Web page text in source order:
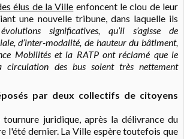
élus de la Ville enfoncent le clou de leur
une nouvelle tribune, dans laquelle ils
significatives, qu’il s’agisse de
d’inter-modalité, de hauteur du bâtiment,
Mobilités et la RATP ont réclamé que le
circulation des bus soient très nettement
par deux collectifs de citoyens
tournure juridique, après la délivrance du
l'été dernier. La Ville espère toutefois que